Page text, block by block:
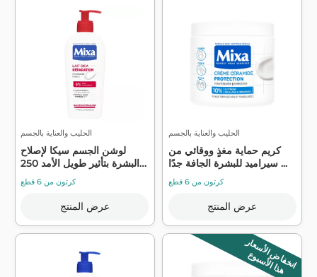
الحليب والعناية بالجسم
لوشن الجسم سيكا لإصلاح
البشرة بتأثير طويل الأمد 250
كرتون من 6 قطع
عرض المنتج
الحليب والعناية بالجسم
كريم حماية مغذٍ ووقائي من
سيراميد للبشرة الجافة جدًا ...
كرتون من 6 قطع
عرض المنتج
انخفاض الأسعار
هذا الأسبوع